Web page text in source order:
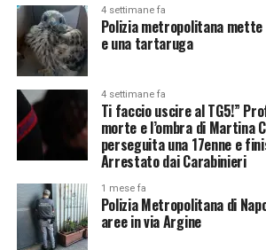
4 settimane fa
Polizia metropolitana mette
e una tartaruga
4 settimane fa
Ti faccio uscire al TG5!”
morte e l’ombra di Martina
perseguita una 17enne e
Arrestato dai Carabinieri
1 mese fa
Polizia Metropolitana di
aree in via Argine